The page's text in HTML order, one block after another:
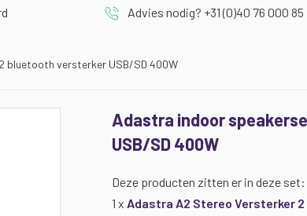
Advies nodig? +31 (0)40 76 000 85
bluetooth versterker USB/SD 400W
Adastra indoor
USB/SD 400W
Deze producten zitten er in deze set:
1 x Adastra A2 Stereo Versterker